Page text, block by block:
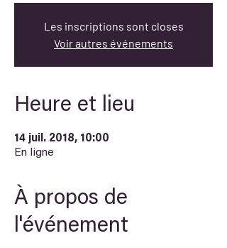
Les inscriptions sont closes
Voir autres événements
Heure et lieu
14 juil. 2018, 10:00
En ligne
À propos de
l'événement